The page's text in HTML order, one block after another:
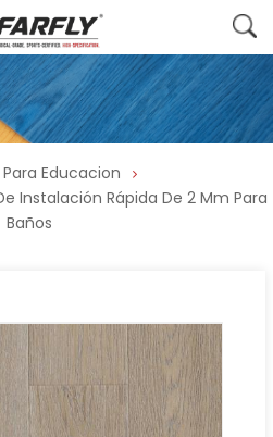
Para Educacion
Instalación Rápida De 2 Mm Para
Baños